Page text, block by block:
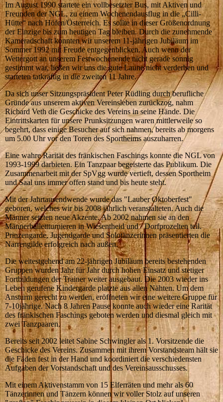
Im August 1990 startete ein vollbesetzter Bus, mit Aktiven und
Freunden der NGL, zu einem Wochenendausflug in die „Cilli-
Hütte“ nach Höfen/Österreich. Es sollte in dieser Größenordnung
der Einzige bis zum heutigen Tag bleiben. Durch die zunehmende
Kameradschaft konnten wir unserem 11-jährigen Jubiläum im
Sommer 1992 mit Freude entgegenblicken. Auch wenn der
Wettergott an unserem Festwochenende nicht gerade sonnig
gestimmt war, ließen wir uns die gute Laune nicht verderben und
starteten tatkräftig in die zweiten 11 Jahre.
Da sich unser Sitzungspräsident Peter Rüdling durch berufliche
Gründe aus unserem aktiven Vereinsleben zurückzog, nahm
Richard Veth die Geschicke des Vereins in seine Hände. Die
Eintrittskarten für unsere Prunksitzungen waren mittlerweile so
begehrt, dass einige Besucher auf sich nahmen, bereits ab morgens
um 5.00 Uhr vor den Toren des Sportheims auszuharren.
Eine wahre Rarität des fränkischen Faschings konnte die NGL von
1993-1999 darbieten. Ein Tanzpaar begeisterte das Publikum. Die
Zusammenarbeit mit der SpVgg wurde vertieft, dessen Sportheim
und Saal uns immer offen stand und bis heute steht.
Mit der Jahrtausendwende wurde das "Lauber Oktoberfest"
geboren, welches wir bis 2008 jährlich veranstalteten. Auch die
Männer setzten neue Akzente. Ab 2002 nahmen sie an den
Männerballettturnieren in Wiesentheid und Dorfprozelten teil.
Prinzengarde, Jugendgarde und Solotänzerinnen präsentierten die
Narrengilde erfolgreich nach außen.
Die weitestgehend am 22-jährigen Jubiläum bereits bestehenden
Gruppen wurden Jahr für Jahr durch hohen Einsatz und stetiger
Fortbildungen der Trainer weiter ausgebaut. Die 2003 wieder ins
Leben gerufene Kindergarde platzte aus allen Nähten. Um dem
Ansturm gerecht zu werden, eröffneten wir eine weitere Gruppe für
7-10jährige. Nach 8 Jahren Pause konnte auch wieder eine Rarität
des fränkischen Faschings geboten werden und diesmal gleich mit
zwei Tanzpaaren.
Bereits seit 2002 leitet Sabine Schwingler als 1. Vorsitzende die
Geschicke des Vereins. Zusammen mit ihrem Vorstandsteam hält sie
die Fäden fest in der Hand und koordiniert die verschiedensten
Aufgaben der Vorstandschaft und des Vereinsausschusses.
Mit einem Aktivenstamm von 15 Elferräten und mehr als 60
Tänzerinnen und Tänzern können wir voller Stolz auf unseren